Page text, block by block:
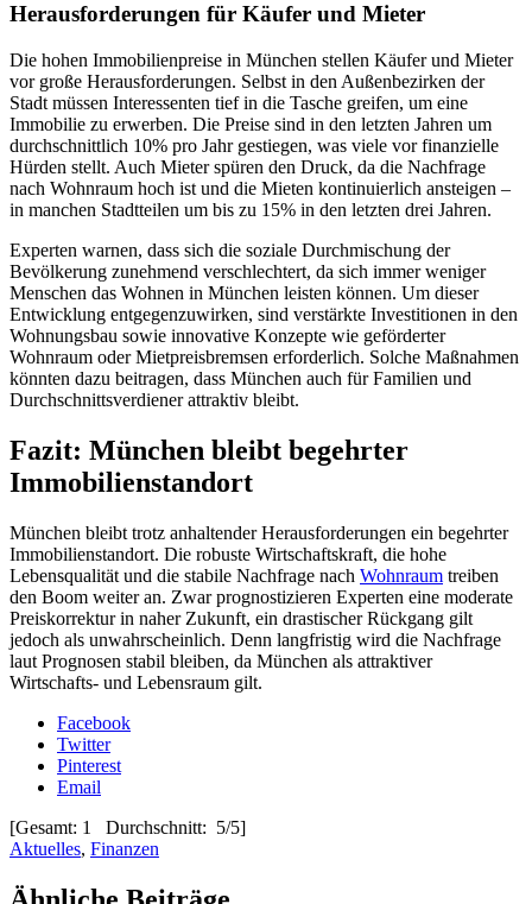
Herausforderungen für Käufer und Mieter
Die hohen Immobilienpreise in München stellen Käufer und Mieter
vor große Herausforderungen. Selbst in den Außenbezirken der
Stadt müssen Interessenten tief in die Tasche greifen, um eine
Immobilie zu erwerben. Die Preise sind in den letzten Jahren um
durchschnittlich 10% pro Jahr gestiegen, was viele vor finanzielle
Hürden stellt. Auch Mieter spüren den Druck, da die Nachfrage
nach Wohnraum hoch ist und die Mieten kontinuierlich ansteigen –
in manchen Stadtteilen um bis zu 15% in den letzten drei Jahren.
Experten warnen, dass sich die soziale Durchmischung der
Bevölkerung zunehmend verschlechtert, da sich immer weniger
Menschen das Wohnen in München leisten können. Um dieser
Entwicklung entgegenzuwirken, sind verstärkte Investitionen in den
Wohnungsbau sowie innovative Konzepte wie geförderter
Wohnraum oder Mietpreisbremsen erforderlich. Solche Maßnahmen
könnten dazu beitragen, dass München auch für Familien und
Durchschnittsverdiener attraktiv bleibt.
Fazit: München bleibt begehrter
Immobilienstandort
München bleibt trotz anhaltender Herausforderungen ein begehrter
Immobilienstandort. Die robuste Wirtschaftskraft, die hohe
Lebensqualität und die stabile Nachfrage nach Wohnraum treiben
den Boom weiter an. Zwar prognostizieren Experten eine moderate
Preiskorrektur in naher Zukunft, ein drastischer Rückgang gilt
jedoch als unwahrscheinlich. Denn langfristig wird die Nachfrage
laut Prognosen stabil bleiben, da München als attraktiver
Wirtschafts- und Lebensraum gilt.
Facebook
Twitter
Pinterest
Email
[Gesamt: 1 Durchschnitt: 5/5]
Aktuelles, Finanzen